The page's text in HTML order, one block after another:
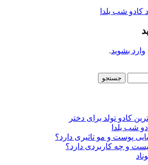
کادو شب یلدا
وارد بشوید.
جستجو
کادو تولد برای دختر
شب یلدا
پوست و مو تاثیری دارد؟
و چه کاربردی دارد؟